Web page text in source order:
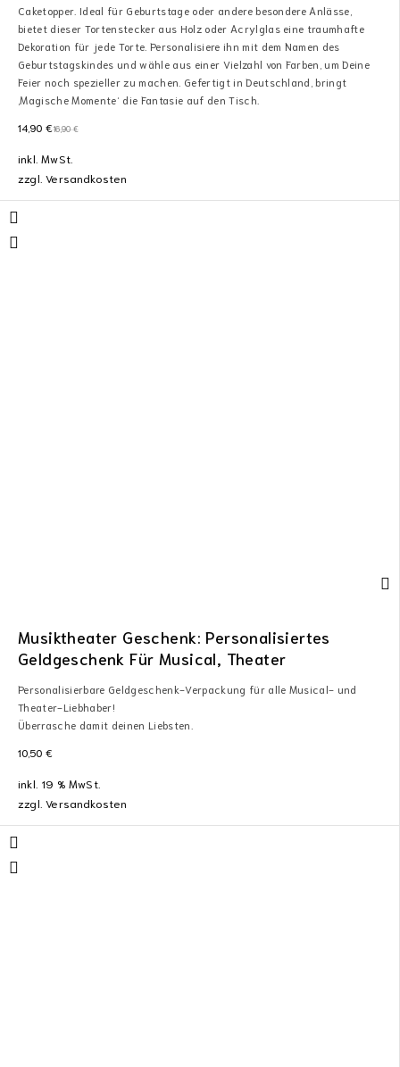
Caketopper. Ideal für Geburtstage oder andere besondere Anlässe,
bietet dieser Tortenstecker aus Holz oder Acrylglas eine traumhafte
Dekoration für jede Torte. Personalisiere ihn mit dem Namen des
Geburtstagskindes und wähle aus einer Vielzahl von Farben, um Deine
Feier noch spezieller zu machen. Gefertigt in Deutschland, bringt
‚Magische Momente‘ die Fantasie auf den Tisch.
16,90€
14,90 €
inkl. MwSt.
zzgl.Versandkosten
Musiktheater Geschenk: Personalisiertes
Geldgeschenk Für Musical, Theater
Personalisierbare Geldgeschenk-Verpackung für alle Musical- und
Theater-Liebhaber!
Überrasche damit deinen Liebsten.
10,50 €
inkl. 19 % MwSt.
zzgl.Versandkosten